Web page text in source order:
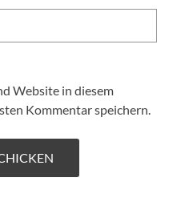
Website in diesem
Kommentar speichern.